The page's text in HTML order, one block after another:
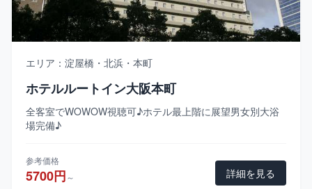
エリア：淀屋橋・北浜・本町
ホテルルートイン大阪本町
全客室でWOWOW視聴可♪ホテル最上階に展望男女別大浴
場完備♪
参考価格
5700円～ 詳細を見る